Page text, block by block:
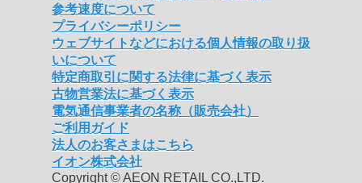
参考速度について
プライバシーポリシー
ウェブサイトなどにおける個人情報の取り扱
いについて
特定商取引に関する法律に基づく表示
古物営業法に基づく表示
電気通信事業者の名称（販売会社）
ご利用ガイド
法人のお客さまはこちら
イオン株式会社
Copyright © AEON RETAIL CO.,LTD.